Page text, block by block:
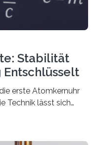
Stabilität
Entschlüsselt
erste Atomkernuhr
Technik lässt sich
Thorium-